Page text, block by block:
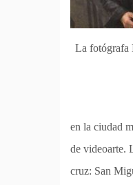
La fotógrafa
en la ciudad
de videoarte.
cruz: San